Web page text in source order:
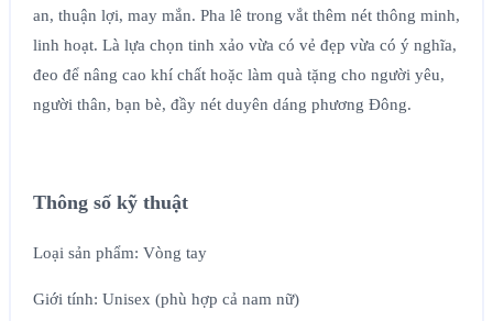
an, thuận lợi, may mắn. Pha lê trong vắt thêm nét thông minh,
linh hoạt. Là lựa chọn tinh xảo vừa có vẻ đẹp vừa có ý nghĩa,
đeo để nâng cao khí chất hoặc làm quà tặng cho người yêu,
người thân, bạn bè, đầy nét duyên dáng phương Đông.
Thông số kỹ thuật
Loại sản phẩm: Vòng tay
Giới tính: Unisex (phù hợp cả nam nữ)